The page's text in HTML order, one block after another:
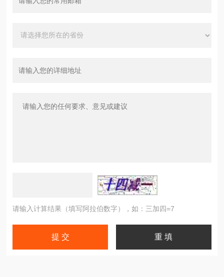
请输入计算结果（填写阿拉伯数字），如：三加四=7